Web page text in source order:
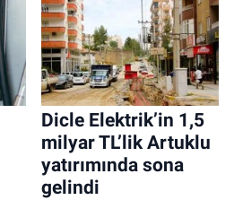
Dicle Elektrik’in 1,5
milyar TL’lik Artuklu
yatırımında sona
gelindi